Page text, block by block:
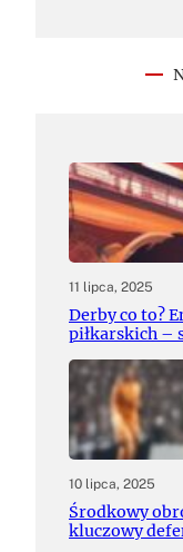
11 lipca, 2025
Derby co to?
piłkarskich –
10 lipca, 2025
Środkowy
kluczowy